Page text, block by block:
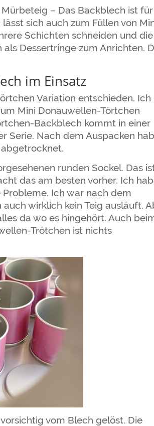
– Das Backblech ist für
sich auch zum Füllen von
Schichten schneiden und die
Dessertringe zum Anrichten.
im Einsatz
Variation entschieden. Ich
Mini Donauwellen-Törtchen
Backblech kommt in einer
Serie. Nach dem Auspacken
runden Sockel. Das
das am besten vorher. Ich
Ich war nach dem
wirklich kein Teig ausläuft.
da wo es hingehört. Auch
Trötchen ist nichts
vom Blech gelöst. Die